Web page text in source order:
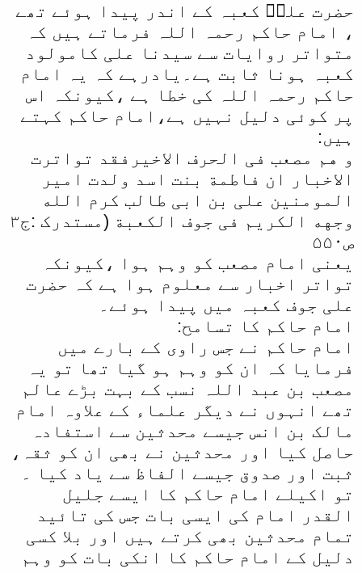
حضرت علیؓ کعبہ کے اندر پیدا ہوئے تھے
، امام حاکم رحمہ اللہ فرماتے ہیں کہ
متواتر روایات سے سیدنا علی کامولود
کعبہ ہونا ثابت ہے۔یادرہے کہ یہ امام
حاکم رحمہ اللہ کی خطا ہے ،کیونکہ اس
پر کوئی دلیل نہیں ہے،امام حاکم کہتے
ہیں:
و هم مصعب فی الحرف الاخیرفقد تواترت
الاخبار ان فاطمة بنت اسد ولدت امیر
المومنین علی بن ابی طالب کرم الله
وجهه الکریم فی جوف الکعبة (مستدرک :ج۳
ص۵۵۰
یعنی امام مصعب کو وہم ہوا ،کیونکہ
تواتر اخبار سے معلوم ہوا ہے کہ حضرت
علی جوف کعبہ میں پیدا ہوئے۔
امام حاکم کا تسامح:
امام حاکم نے جس راوی کے بارے میں
فرمایا کہ ان کو وہم ہو گیا تھا تو یہ
مصعب بن عبد اللہ نسب کے بہت بڑے عالم
تھے انہوں نے دیگر علماء کے علاوہ امام
مالک بن انس جیسے محدثین سے استفادہ
حاصل کیا اور محدثین نے بھی ان کو ثقہ،
ثبت اور صدوق جیسے الفاظ سے یاد کیا ۔
تو اکیلے امام حاکم کا ایسے جلیل
القدر امام کی ایسی بات جس کی تائید
تمام محدثین بھی کرتے ہیں اور بلا کسی
دلیل کے امام حاکم کا انکی بات کو وہم